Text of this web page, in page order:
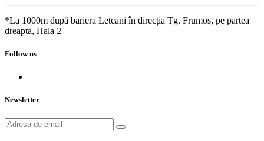
*La 1000m după bariera Letcani în direcția Tg. Frumos, pe partea
dreapta, Hala 2
Follow us
Newsletter